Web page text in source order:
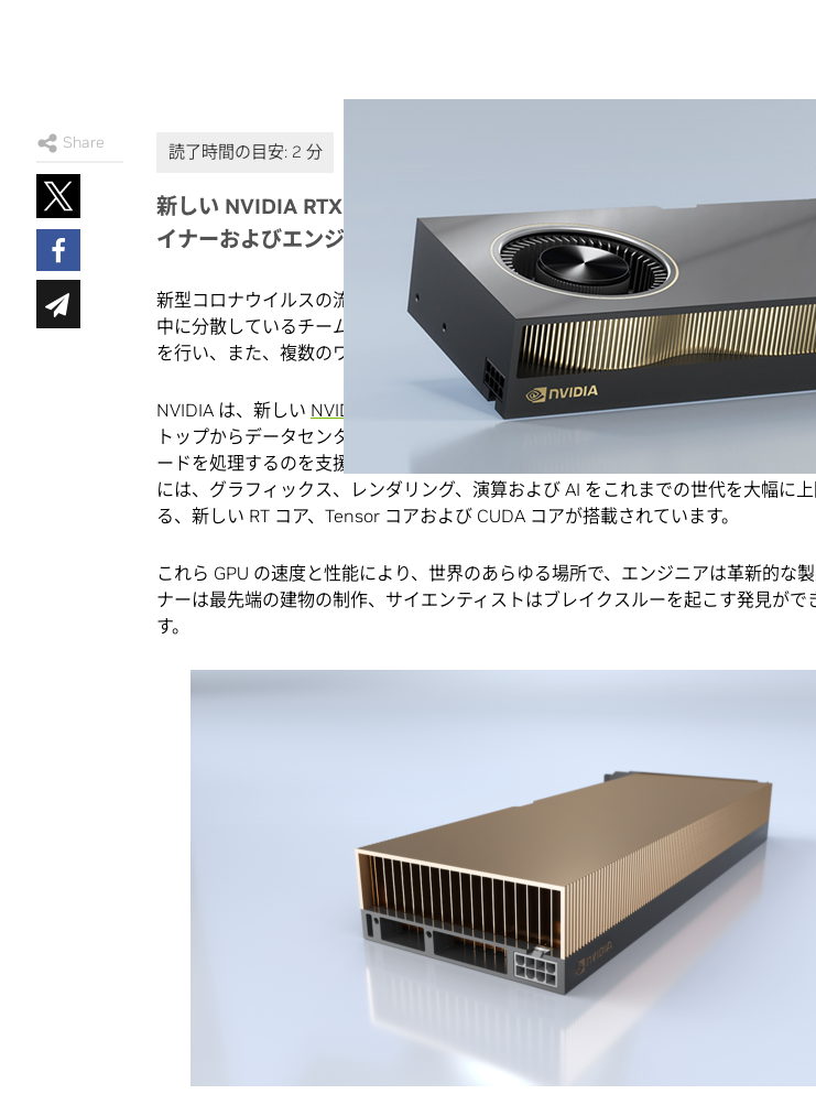
Share
新しい NVIDIA RTX A6000 と NVIDIA A40 GPU が、数百万人のアー
イナーおよびエンジニアのレンダリング、AI、VR/AR および演算ワー
新型コロナウイルスの流行が、コンテンツの制作と利用法を変化させています。現
中に分散しているチームが携わっていることが多く、人々は高解像度のコンテンツ
を行い、また、複数のワークロードを使用し、膨大な演算リソースを必要としてい
NVIDIA は、新しい NVIDIA RTX A6000とNVIDIA A40によって、プロフェッショナ
トップからデータセンターに至る多様な環境で、これらの課題に対処し、エンター
ードを処理するのを支援しています。
には、グラフィックス、レンダリング、演算および AI をこれまでの世代を大幅に
る、新しい RT コア、Tensor コアおよび CUDA コアが搭載されています。
これら GPU の速度と性能により、世界のあらゆる場所で、エンジニアは革新的な
ナーは最先端の建物の制作、サイエンティストはブレイクスルーを起こす発見がで
す。